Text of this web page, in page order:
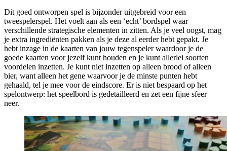
Dit goed ontworpen spel is bijzonder uitgebreid voor een
tweespelerspel. Het voelt aan als een ‘echt’ bordspel waar
verschillende strategische elementen in zitten. Als je veel oogst, mag
je extra ingrediënten pakken als je deze al eerder hebt gepakt. Je
hebt inzage in de kaarten van jouw tegenspeler waardoor je de
goede kaarten voor jezelf kunt houden en je kunt allerlei soorten
voordelen inzetten. Je kunt niet inzetten op alleen brood of alleen
bier, want alleen het gene waarvoor je de minste punten hebt
gehaald, tel je mee voor de eindscore. Er is niet bespaard op het
spelontwerp: het speelbord is gedetailleerd en zet een fijne sfeer
neer.